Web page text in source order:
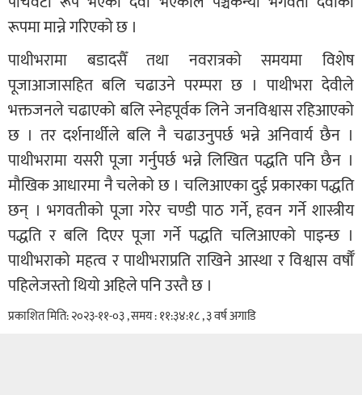
रूपमा मान्ने गरिएको छ ।
पाथीभरामा बडादसैँ तथा नवरात्रको समयमा विशेष
पूजाआजासहित बलि चढाउने परम्परा छ । पाथीभरा देवीले
भक्तजनले चढाएको बलि स्नेहपूर्वक लिने जनविश्वास रहिआएको
छ । तर दर्शनार्थीले बलि नै चढाउनुपर्छ भन्ने अनिवार्य छैन ।
पाथीभरामा यसरी पूजा गर्नुपर्छ भन्ने लिखित पद्धति पनि छैन ।
मौखिक आधारमा नै चलेको छ । चलिआएका दुई प्रकारका पद्धति
छन् । भगवतीको पूजा गरेर चण्डी पाठ गर्ने, हवन गर्ने शास्त्रीय
पद्धति र बलि दिएर पूजा गर्ने पद्धति चलिआएको पाइन्छ ।
पाथीभराको महत्व र पाथीभराप्रति राखिने आस्था र विश्वास वर्षौँ
पहिलेजस्तो थियो अहिले पनि उस्तै छ ।
प्रकाशित मिति: २०२३-११-०३ , समय : ११:३४:१८ , ३ वर्ष अगाडि